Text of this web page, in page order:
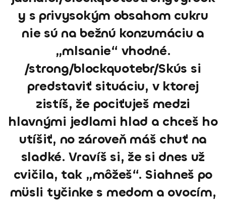
y s privysokým obsahom cukru
nie sú na bežnú konzumáciu a
„mlsanie“ vhodné.
/strong/blockquotebr/Skús si
predstaviť situáciu, v ktorej
zistíš, že pociťuješ medzi
hlavnými jedlami hlad a chceš ho
utíšiť, no zároveň máš chuť na
sladké. Vravíš si, že si dnes už
cvičila, tak „môžeš“. Siahneš po
müsli tyčinke s medom a ovocím,